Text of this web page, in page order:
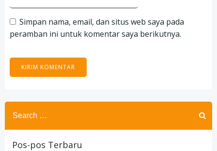
Simpan nama, email, dan situs web saya pada
peramban ini untuk komentar saya berikutnya.
Search
for:
Pos-pos Terbaru